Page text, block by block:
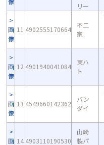
リー
画
像
11 4902555170664
不二
家
画
像
12 4901940041084
東ハ
ト
画
像
13 4549660142362
バン
ダイ
画 14 4903110190530
山崎
製パ